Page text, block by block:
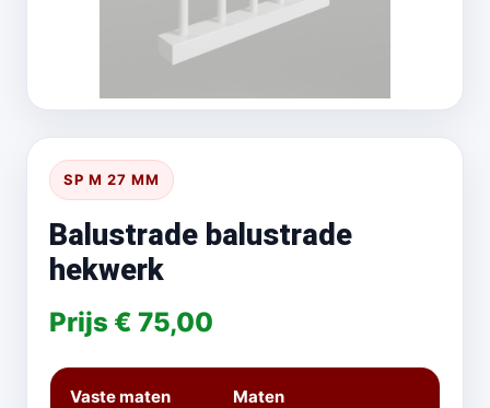
SP M 27 MM
Balustrade balustrade
hekwerk
Prijs € 75,00
Vaste maten Maten